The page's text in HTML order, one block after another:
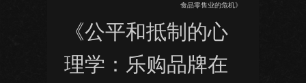
食品零售业的危机》
《公平和抵制的心
理学：乐购品牌在